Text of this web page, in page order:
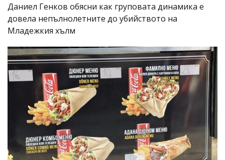
Даниел Генков обясни как груповата динамика е
довела непълнолетните до убийството на
Младежкия хълм